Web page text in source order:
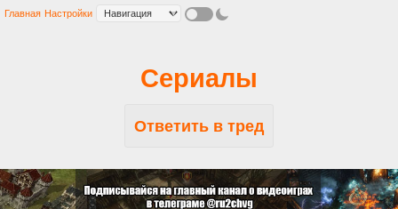
Главная Настройки
Сериалы
Ответить в тред